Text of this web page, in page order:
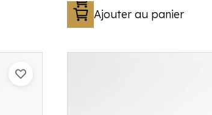
Ajouter au panier